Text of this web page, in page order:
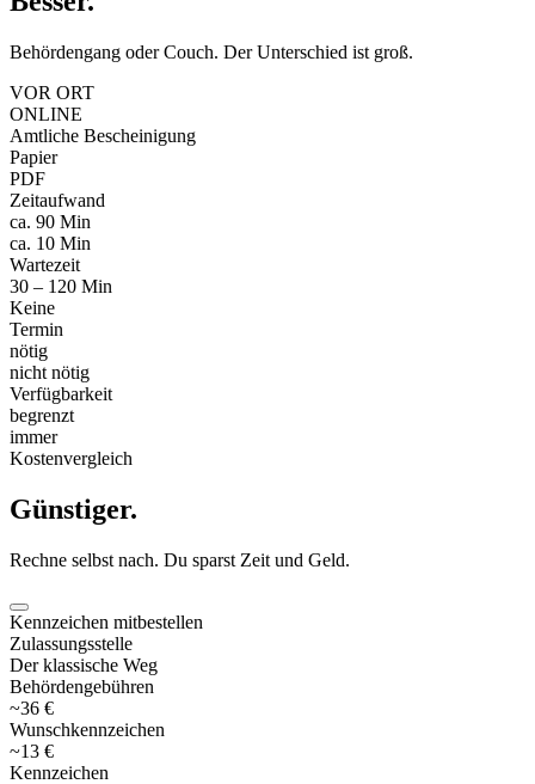
Behördengang oder Couch. Der Unterschied ist groß.
VOR ORT
ONLINE
Amtliche Bescheinigung
Papier
PDF
Zeitaufwand
ca. 90 Min
ca. 10 Min
Wartezeit
30 – 120 Min
Keine
Termin
nötig
nicht nötig
Verfügbarkeit
begrenzt
immer
Kostenvergleich
Günstiger.
Rechne selbst nach. Du sparst Zeit und Geld.
Kennzeichen mitbestellen
Zulassungsstelle
Der klassische Weg
Behördengebühren
~36 €
Wunschkennzeichen
~13 €
Kennzeichen